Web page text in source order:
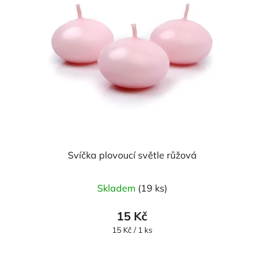
Svíčka plovoucí světle růžová
hodnocení
produktu
je
Skladem (19 ks)
15 Kč
Měrná
15 Kč / 1 ks